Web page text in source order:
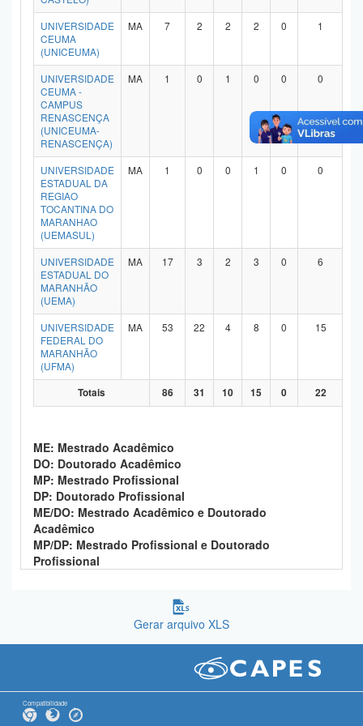
Planalto
UNIVERSIDADE
CEUMA
(UNICEUMA)
MA 7 2 2 2 0 1
UNIVERSIDADE
CEUMA -
CAMPUS
RENASCENÇA
(UNICEUMA-
RENASCENÇA)
MA 1 0 1 0 0 0
UNIVERSIDADE
ESTADUAL DA
REGIAO
TOCANTINA DO
MARANHAO
(UEMASUL)
MA 1 0 0 1 0 0
UNIVERSIDADE
ESTADUAL DO
MARANHÃO
(UEMA)
MA 17 3 2 3 0 6
UNIVERSIDADE
FEDERAL DO
MARANHÃO
(UFMA)
MA 53 22 4 8 0 15
Totais 86 31 10 15 0 22
ME: Mestrado Acadêmico
DO: Doutorado Acadêmico
MP: Mestrado Profissional
DP: Doutorado Profissional
ME/DO: Mestrado Acadêmico e Doutorado
Acadêmico
MP/DP: Mestrado Profissional e Doutorado
Profissional
Gerar arquivo XLS
Compatibilidade